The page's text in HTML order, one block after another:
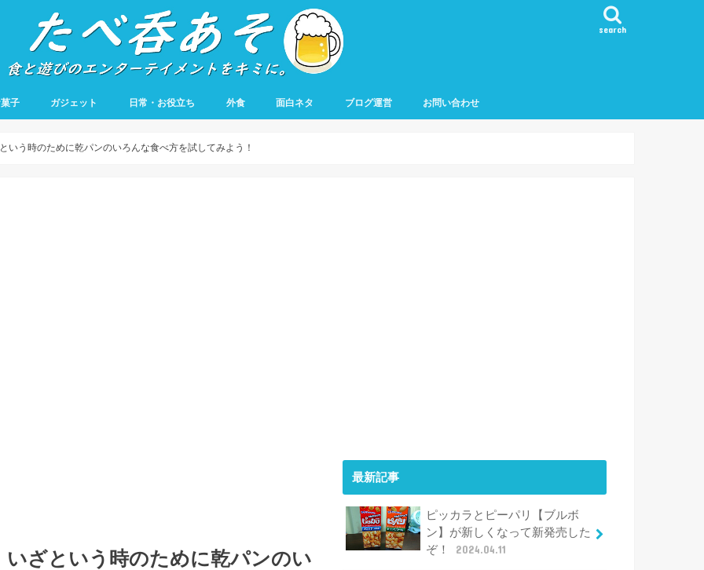
search
子 ガジェット 日常・お役立ち 外食 面白ネタ ブログ運営 お問い合わせ
いう時のために乾パンのいろんな食べ方を試してみよう！
ざという時のために乾パンのい
最新記事
ピッカラとピーパリ【ブルボ
ン】が新しくなって新発売した
ぞ！
2024.04.11